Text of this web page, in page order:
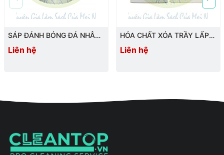
Lưu ý:
Không phun xịt khi đá còn đang nóng, phun xịt tới đâu
đánh bóng tới đó, không để hóa chất khô trên bề mặt chưa đánh
Ưu tiên:
Đánh bóng khôi phục bề mặt với SCL-
MARBLEPOLISHING POWDER khi sàn đá đã mất độ bóng, sau
SÁP ĐÁNH BÓNG ĐÁ NHÂN
TẠO, ĐÁ MÀI, ĐÁ HOA
Liên hệ
HÓA CHẤT XÓA TRẦY LẤP
RỖ BỀ MẶT ĐÁ MARBLE
GRANITE
Liên hệ